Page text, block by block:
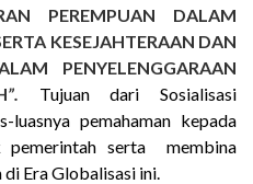
PEREMPUAN DALAM
KESEJAHTERAAN DAN
PENYELENGGARAAN
”. Tujuan dari Sosialisasi
pemahaman kepada
pemerintah serta membina
Era Globalisasi ini.